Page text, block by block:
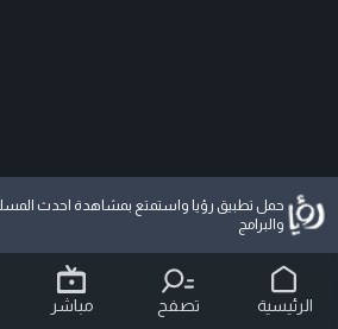
حمل تطبيق رؤيا واستمتع بمشاهدة احدث
والبرامج
الرئيسية تصفح مباشر